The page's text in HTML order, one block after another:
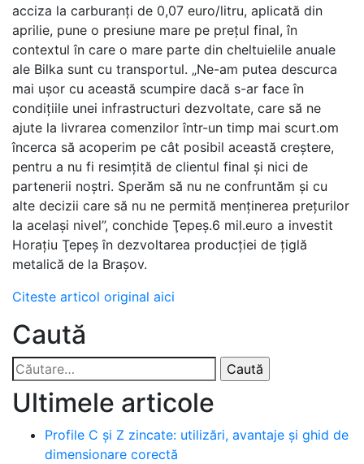
acciza la carburanţi de 0,07 euro/litru, aplicată din
aprilie, pune o presiune mare pe preţul final, în
contextul în care o mare parte din cheltuielile anuale
ale Bilka sunt cu transportul. „Ne-am putea descurca
mai ușor cu această scumpire dacă s-ar face în
condiţiile unei infrastructuri dezvoltate, care să ne
ajute la livrarea comenzilor într-un timp mai scurt.om
încerca să acoperim pe cât posibil această creştere,
pentru a nu fi resimţită de clientul final şi nici de
partenerii noştri. Sperăm să nu ne confruntăm şi cu
alte decizii care să nu ne permită menţinerea preţurilor
la acelaşi nivel”, conchide Ţepeş.6 mil.euro a investit
Horaţiu Ţepeş în dezvoltarea producţiei de ţiglă
metalică de la Braşov.
Citeste articol original aici
Caută
Caută
după:
Ultimele articole
Profile C și Z zincate: utilizări, avantaje și ghid de
dimensionare corectă